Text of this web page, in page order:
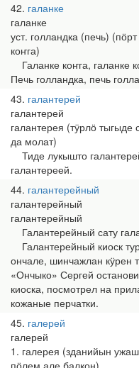
42 галанке
галанке
уст. голландка (печь)
коҥга)
Галанке коҥга, галанке
Печь голландка, печь
43 галантерей
галантерей
галантерея (тӱрлӧ
да молат)
Тиде лукышто
галантереей.
44 галантерейный
галантерейный
галантерейный
Галантерейный сату
Галантерейный киоск
ончале, шинчажлан кӱрен
«Ончыко» Сергей
киоска, посмотрел на
кожаные перчатки.
45 галерей
галерей
1. галерея (зданийын
пӧлем але балкон)